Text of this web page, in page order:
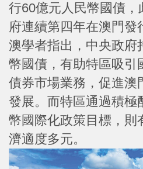
行60億元人民幣國債
府連續第四年在澳門發
澳學者指出，中央政府
幣國債，有助特區吸引
債券市場業務，促進澳
發展。而特區通過積極
幣國際化政策目標，則
濟適度多元。